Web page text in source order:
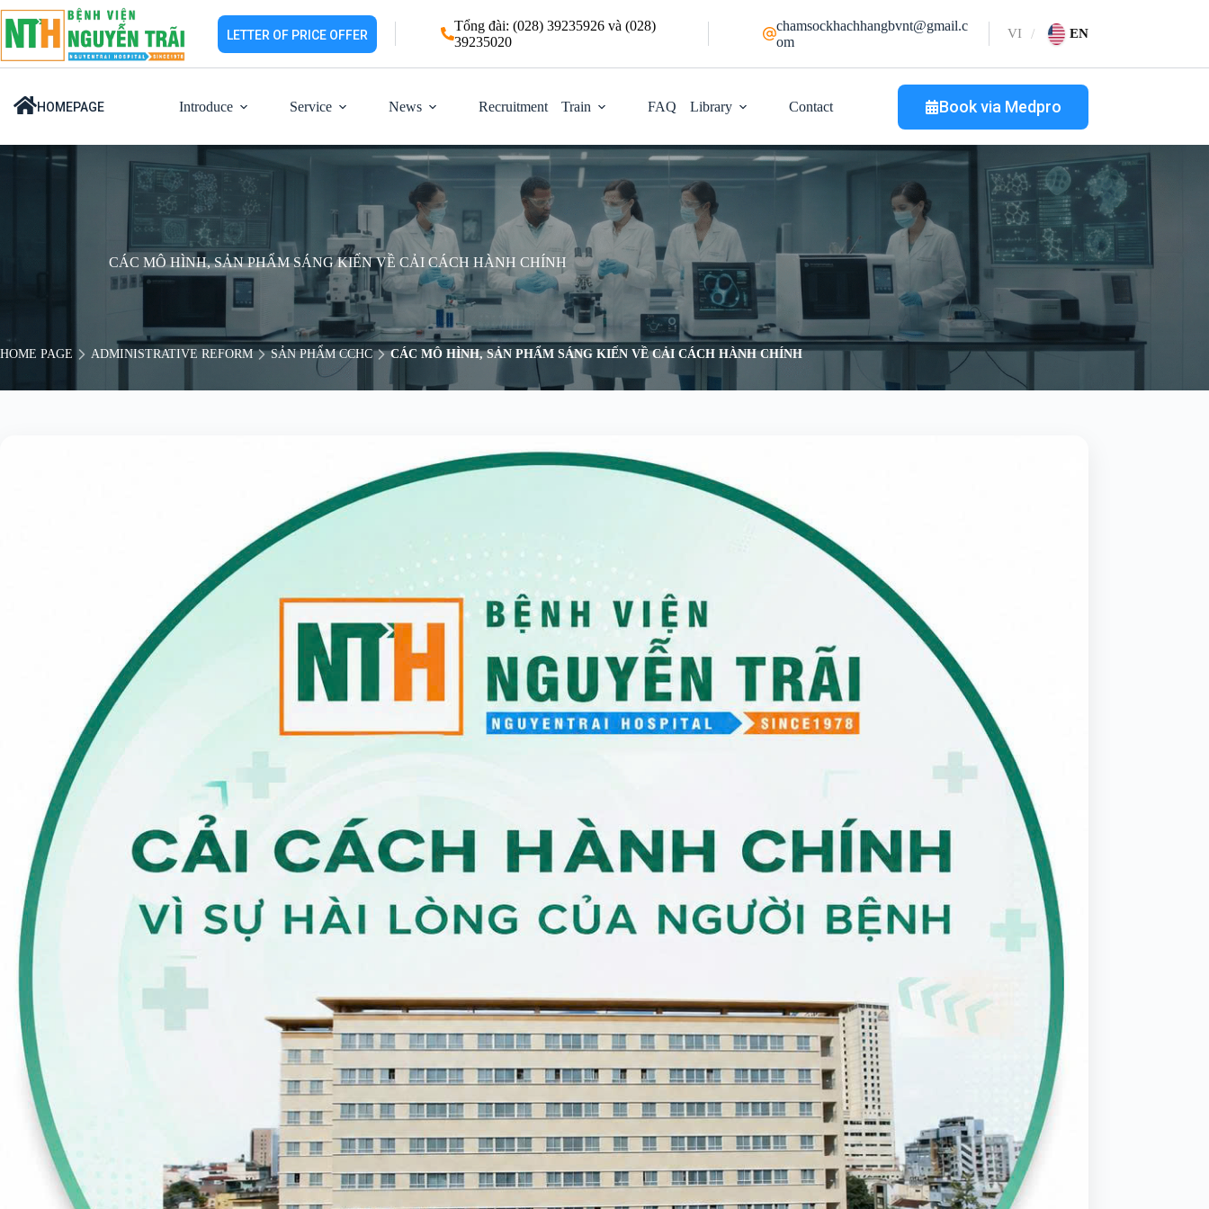
Skip
to
content
LETTER OF PRICE OFFER
Tổng đài: (028) 39235926 và (028)
39235020
chamsockhachhangbvnt@gmail.c
om
EN
VI
HOMEPAGE Introduce Service News Recruitment Train FAQ Library Contact Book via Medpro
CÁC MÔ HÌNH, SẢN PHẨM SÁNG KIẾN VỀ CẢI CÁCH HÀNH CHÍNH
HOME PAGE ADMINISTRATIVE REFORM SẢN PHẨM CCHC CÁC MÔ HÌNH, SẢN PHẨM SÁNG KIẾN VỀ CẢI CÁCH HÀNH CHÍNH